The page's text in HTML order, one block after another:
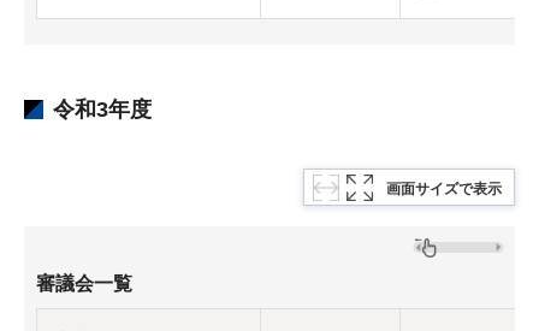
令和3年度
画面サイズで表示
審議会一覧